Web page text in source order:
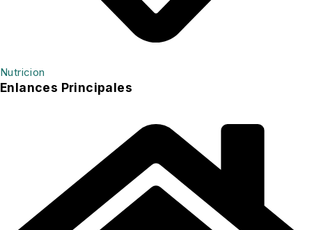
Nutricion
Enlances Principales